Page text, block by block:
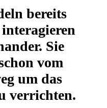
bereits
Sie
vom
um das
verrichten.